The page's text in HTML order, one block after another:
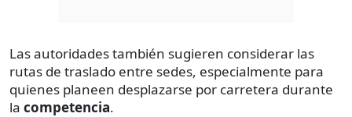
Las autoridades también sugieren considerar las
rutas de traslado entre sedes, especialmente para
quienes planeen desplazarse por carretera durante
la competencia.